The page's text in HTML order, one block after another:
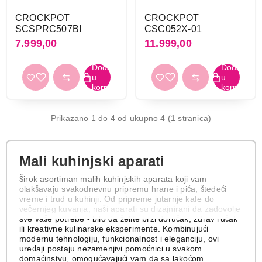
CROCKPOT
SCSPRC507BI
7.999,00
CROCKPOT
CSC052X-01
11.999,00
Prikazano 1 do 4 od ukupno 4 (1 stranica)
Mali kuhinjski aparati
Širok asortiman malih kuhinjskih aparata koji vam
olakšavaju svakodnevnu pripremu hrane i pića, štedeći
vreme i trud u kuhinji. Od pripreme jutarnje kafe do
večernjeg kuvanja, naši aparati su dizajnirani da zadovolje
sve vaše potrebe - bilo da želite brzi doručak, zdrav ručak
ili kreativne kulinarske eksperimente. Kombinujući
modernu tehnologiju, funkcionalnost i eleganciju, ovi
uređaji postaju nezamenjivi pomoćnici u svakom
domaćinstvu, omogućavajući vam da sa lakoćom